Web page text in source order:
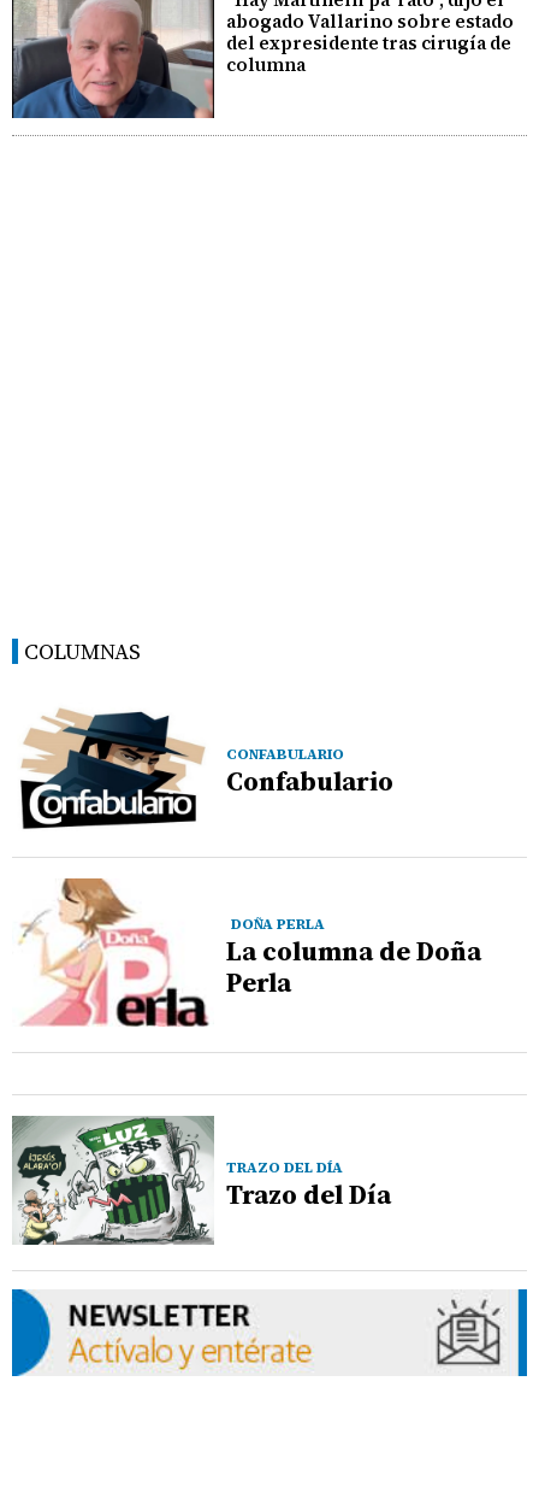
abogado Vallarino sobre estado
del expresidente tras cirugía de
columna
COLUMNAS
CONFABULARIO
Confabulario
DOÑA PERLA
La columna de Doña
Perla
TRAZO DEL DÍA
Trazo del Día